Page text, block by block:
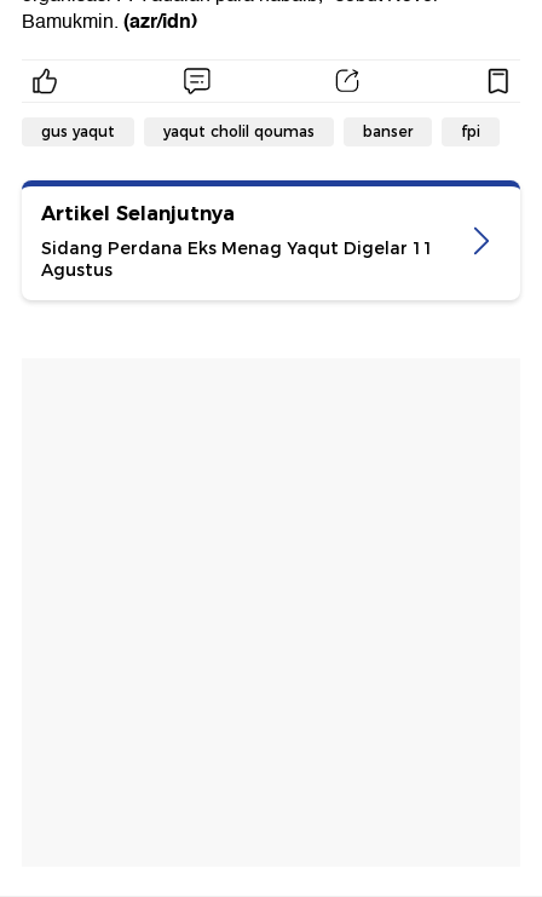
Bamukmin.(azr/idn)
gus yaqut yaqut cholil qoumas banser fpi
Artikel Selanjutnya
Sidang Perdana Eks Menag Yaqut Digelar 11
Agustus